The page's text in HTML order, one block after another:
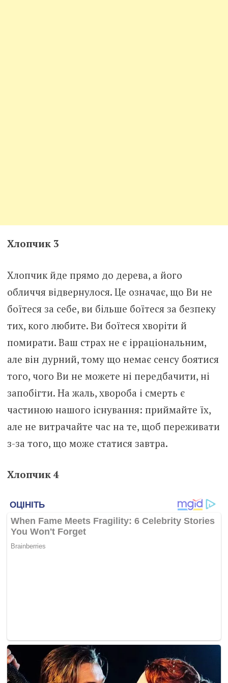
Хлопчик 3
Хлопчик йде прямо до дерева, а його
обличчя відвернулося. Це означає, що Ви не
боїтеся за себе, ви більше боїтеся за безпеку
тих, кого любите. Ви боїтеся хворіти й
помирати. Ваш страх не є ірраціональним,
але він дурний, тому що немає сенсу боятися
того, чого Ви не можете ні передбачити, ні
запобігти. На жаль, хвороба і смерть є
частиною нашого існування: приймайте їх,
але не витрачайте час на те, щоб переживати
з-за того, що може статися завтра.
Хлопчик 4